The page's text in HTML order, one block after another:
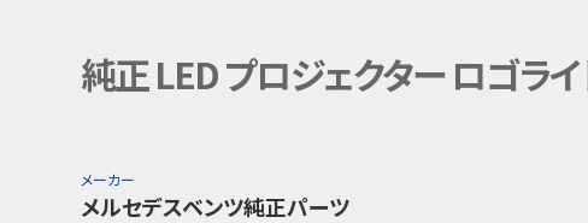
純正 LED プロジェクター ロゴラ
メーカー
メルセデスベンツ純正パーツ